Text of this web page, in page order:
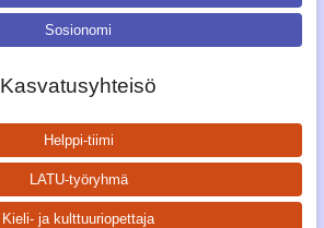
Sosionomi
Kasvatusyhteisö
Helppi-tiimi
LATU-työryhmä
Kieli- ja kulttuuriopettaja